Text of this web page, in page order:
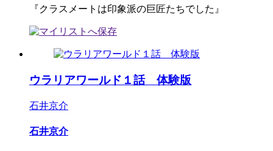
『クラスメートは印象派の巨匠たちでした』
ウラリアワールド１話 体験版
石井京介
石井京介